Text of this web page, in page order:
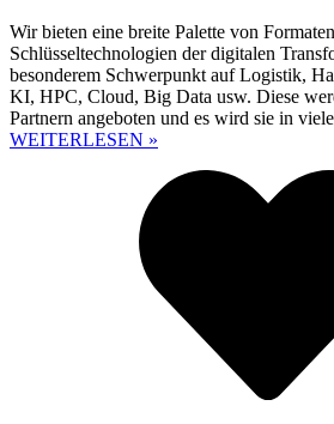
Wir bieten eine breite Palette von
Schlüsseltechnologien der digitalen
besonderem Schwerpunkt auf Logistik,
KI, HPC, Cloud, Big Data usw. Diese
Partnern angeboten und es wird sie in
WEITERLESEN »